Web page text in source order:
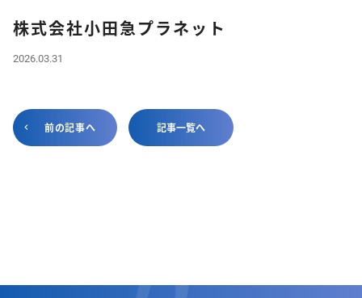
株式会社小田急プラネット
2026.03.31
前の記事へ 記事一覧へ